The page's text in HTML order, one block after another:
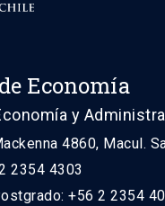
Economía
y
4860, Macul.
2354 4303
+56 2 2354